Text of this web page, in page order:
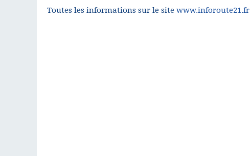
Toutes les informations sur le site www.inforoute21.fr